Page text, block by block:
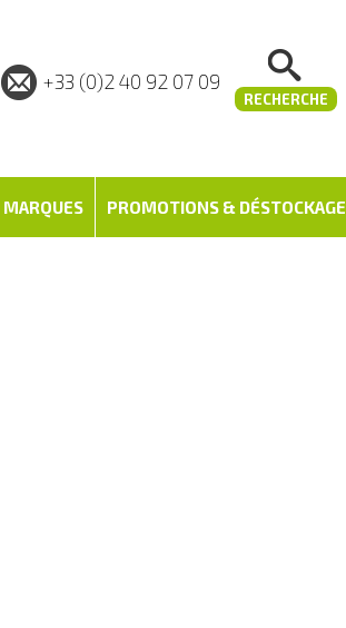
+33 (0)2 40 92 07 09
RECHERCHE
MARQUES PROMOTIONS & DÉSTOCKAGE